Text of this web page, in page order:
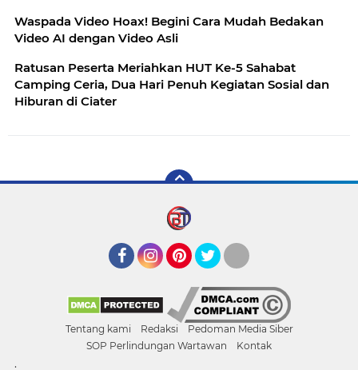
Waspada Video Hoax! Begini Cara Mudah Bedakan
Video AI dengan Video Asli
Ratusan Peserta Meriahkan HUT Ke-5 Sahabat
Camping Ceria, Dua Hari Penuh Kegiatan Sosial dan
Hiburan di Ciater
Tentang kami Redaksi
Pedoman Media Siber
SOP Perlindungan Wartawan
Kontak
.